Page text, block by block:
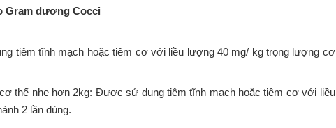
Gram dương Cocci
tiêm tĩnh mạch hoặc tiêm cơ với liều lượng 40 mg/ kg trọng lượng cơ
thể nhẹ hơn 2kg: Được sử dụng tiêm tĩnh mạch hoặc tiêm cơ với liều
2 lần dùng.